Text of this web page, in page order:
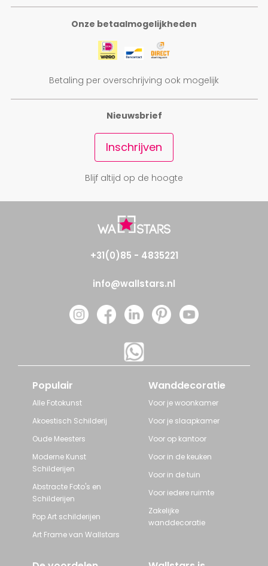
Onze betaalmogelijkheden
Betaling per overschrijving ook mogelijk
Nieuwsbrief
Inschrijven
Blijf altijd op de hoogte
+31(0)85 - 4835221
info@wallstars.nl
Populair
Alle Fotokunst
Akoestisch Schilderij
Oude Meesters
Moderne Kunst
Schilderijen
Abstracte Foto's en
Schilderijen
Pop Art schilderijen
Art Frame van Wallstars
Wanddecoratie
Voor je woonkamer
Voor je slaapkamer
Voor op kantoor
Voor in de keuken
Voor in de tuin
Voor iedere ruimte
Zakelijke
wanddecoratie